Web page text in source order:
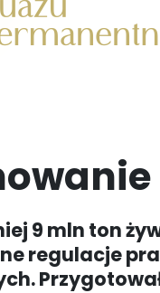
9 mln ton
regulacje